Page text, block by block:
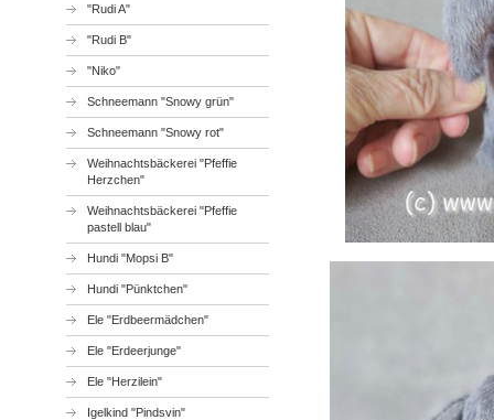
"Rudi A"
"Rudi B"
"Niko"
Schneemann "Snowy grün"
Schneemann "Snowy rot"
Weihnachtsbäckerei "Pfeffie
Herzchen"
Weihnachtsbäckerei "Pfeffie
pastell blau"
Hundi "Mopsi B"
Hundi "Pünktchen"
Ele "Erdbeermädchen"
Ele "Erdeerjunge"
Ele "Herzilein"
Igelkind "Pindsvin"